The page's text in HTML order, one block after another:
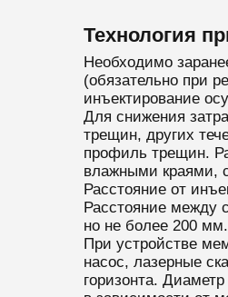
Технология
Необходимо
(обязательно при
инъектирование
Для снижения
трещин, других
профиль трещин.
влажными краями,
Расстояние от
Расстояние между
но не более 200 мм.
При устройстве
насос, лазерные
горизонта.